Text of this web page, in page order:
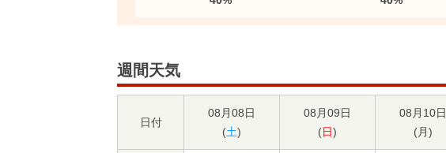
週間天気
日付
08月08日
(土)
08月09日
(日)
08月10日
(月)